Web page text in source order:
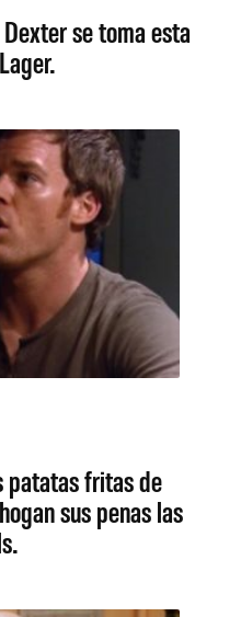
se toma esta
patatas fritas de
sus penas las